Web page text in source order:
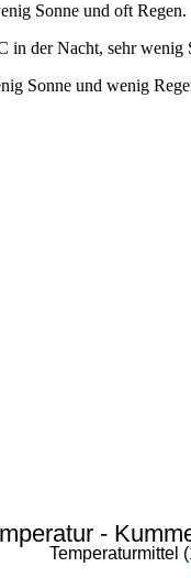
Sonne und oft Regen.
in der Nacht, sehr wenig
Sonne und wenig